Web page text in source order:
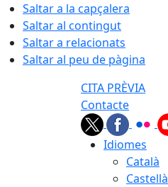
Saltar a la capçalera
Saltar al contingut
Saltar a relacionats
Saltar al peu de pàgina
CITA PRÈVIA
Contacte
Idiomes
Català
Castellà